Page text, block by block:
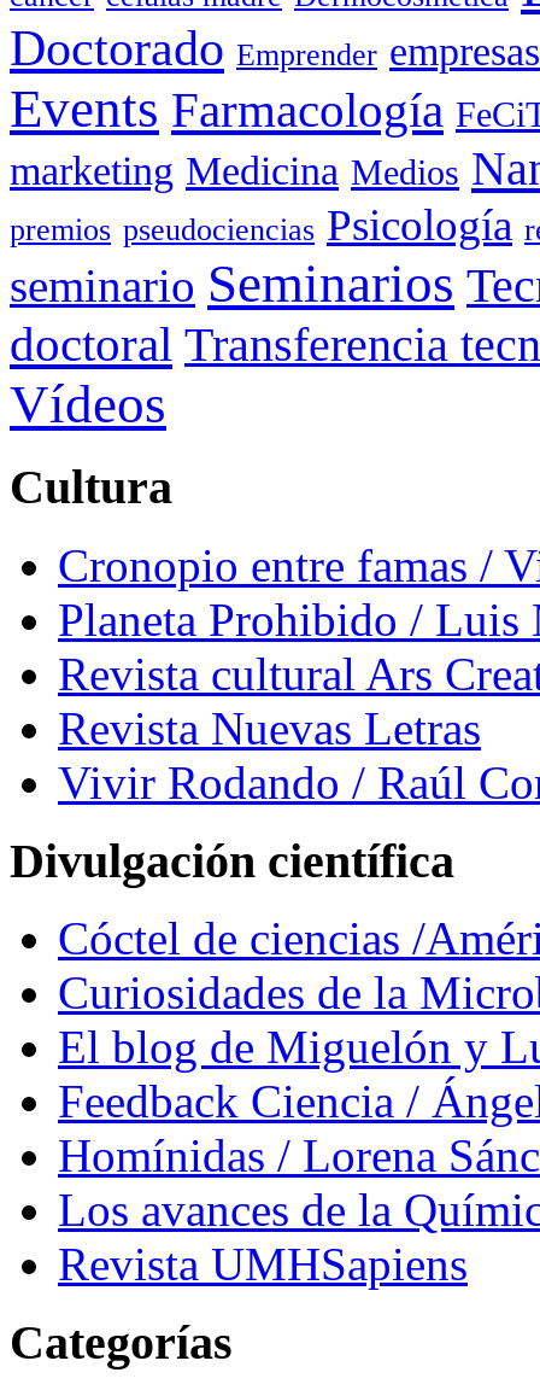
Doctorado Emprender empresas
Events Farmacología
marketing Medicina Medios
premios pseudociencias Psicología
seminario Seminarios
doctoral Transferencia
Vídeos
Cultura
Cronopio entre famas /
Planeta Prohibido /
Revista cultural Ars
Revista Nuevas Letras
Vivir Rodando / Raúl
Divulgación científica
Cóctel de ciencias /
Curiosidades de la
El blog de Miguelón y
Feedback Ciencia /
Homínidas / Lorena
Los avances de la
Revista UMHSapiens
Categorías